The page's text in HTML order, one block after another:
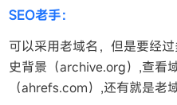
SEO老手：
可以采用老域名，但是要经
史背景（archive.org）,查看
（ahrefs.com）,还有就是老